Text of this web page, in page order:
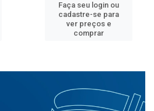
Faça seu login ou
cadastre-se para
ver preços e
comprar